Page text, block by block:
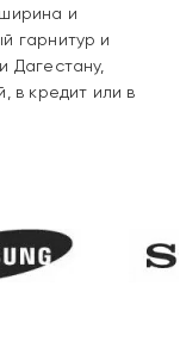
и
гарнитур и
Дагестану,
в кредит или в